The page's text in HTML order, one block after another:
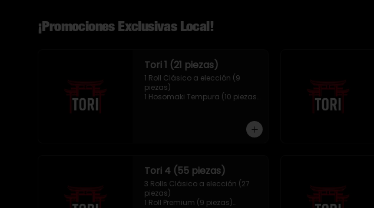
¡Promociones Exclusivas Local!
Tori 1 (21 piezas)
1 Roll Clásico a elección (9
piezas)
1 Hosomaki Tempura (10 piezas)
Tori 4 (55 piezas)
3 Rolls Clásico a elección (27
piezas)
1 Roll Premium (9 piezas)